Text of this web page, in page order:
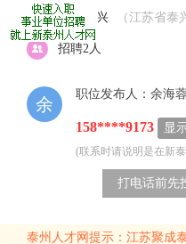
泰州-泰兴 （江苏省泰
招聘2人
余
职位发布人：余海
158****9173 显
(联系时请说明是在新
打电话前先
泰州人才网提示：江苏聚成